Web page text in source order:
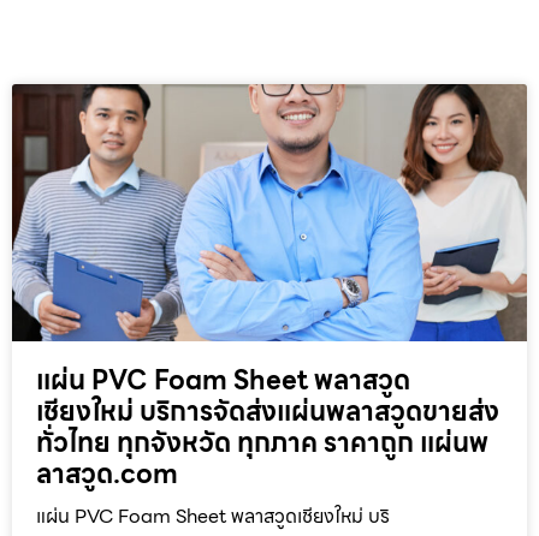
แผ่น PVC Foam Sheet พลาสวูด
เชียงใหม่ บริการจัดส่งแผ่นพลาสวูดขายส่ง
ทั่วไทย ทุกจังหวัด ทุกภาค ราคาถูก แผ่นพ
ลาสวูด.com
แผ่น PVC Foam Sheet พลาสวูดเชียงใหม่ บริ